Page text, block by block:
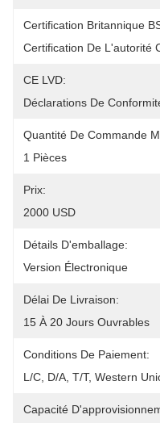
Certification Britannique
Certification De L'autorité
CE LVD:
Déclarations De
Quantité De Commande
1 Pièces
Prix:
2000 USD
Détails D'emballage:
Version Électronique
Délai De Livraison:
15 À 20 Jours Ouvrables
Conditions De Paiement:
L/C, D/A, T/T, Western
Capacité